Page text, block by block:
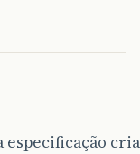
especificação